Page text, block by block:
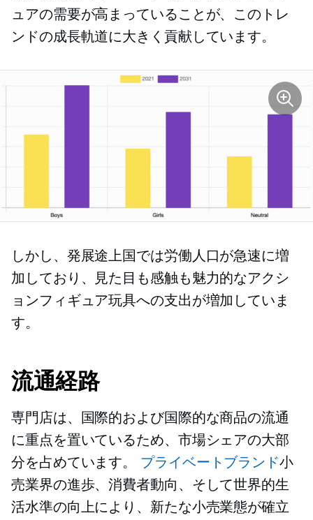
ュアの需要が高まっていることが、このトレ
ンドの成長軌道に大きく貢献しています。
しかし、発展途上国では労働人口が急速に増
加しており、見た目も感触も魅力的なアクシ
ョンフィギュア玩具への支出が増加していま
す。
流通経路
専門店は、国際的および国際的な商品の流通
に重点を置いているため、市場シェアの大部
分を占めています。 プライベートブランド小
売業界の進歩、消費者動向、そして世界的生
活水準の向上により、新たな小売業態が確立